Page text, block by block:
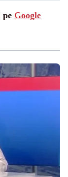
pe Google